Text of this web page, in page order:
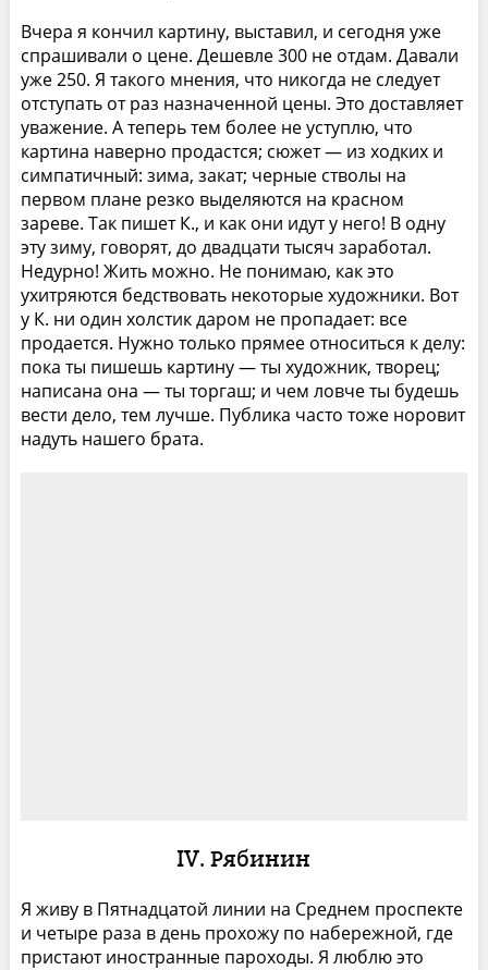
Вчера я кончил картину, выставил, и сегодня уже
спрашивали о цене. Дешевле 300 не отдам. Давали
уже 250. Я такого мнения, что никогда не следует
отступать от раз назначенной цены. Это доставляет
уважение. А теперь тем более не уступлю, что
картина наверно продастся; сюжет — из ходких и
симпатичный: зима, закат; черные стволы на
первом плане резко выделяются на красном
зареве. Так пишет К., и как они идут у него! В одну
эту зиму, говорят, до двадцати тысяч заработал.
Недурно! Жить можно. Не понимаю, как это
ухитряются бедствовать некоторые художники. Вот
у К. ни один холстик даром не пропадает: все
продается. Нужно только прямее относиться к делу:
пока ты пишешь картину — ты художник, творец;
написана она — ты торгаш; и чем ловче ты будешь
вести дело, тем лучше. Публика часто тоже норовит
надуть нашего брата.
IV. Рябинин
Я живу в Пятнадцатой линии на Среднем проспекте
и четыре раза в день прохожу по набережной, где
пристают иностранные пароходы. Я люблю это